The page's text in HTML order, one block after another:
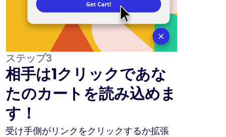
ステップ3
相手は1クリックであな
たのカートを読み込めま
す！
受け手側がリンクをクリックするか拡張